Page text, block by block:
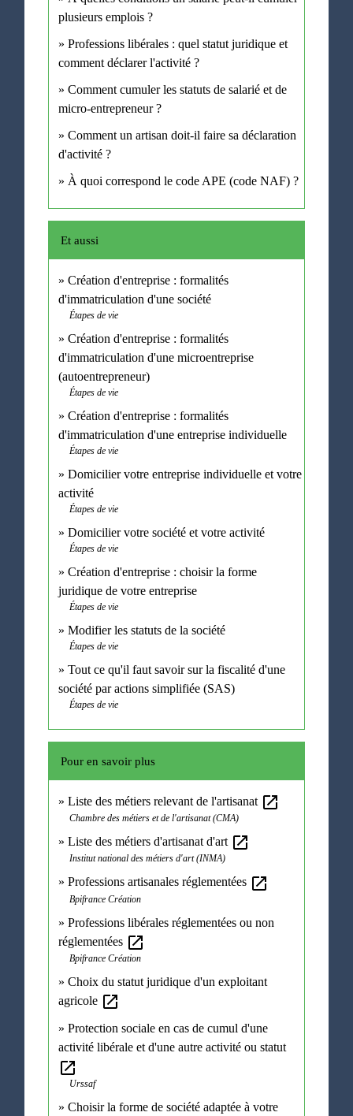
plusieurs emplois ?
Professions libérales : quel statut juridique et
comment déclarer l'activité ?
Comment cumuler les statuts de salarié et de
micro-entrepreneur ?
Comment un artisan doit-il faire sa déclaration
d'activité ?
À quoi correspond le code APE (code NAF) ?
Et aussi
Création d'entreprise : formalités
d'immatriculation d'une société
Étapes de vie
Création d'entreprise : formalités
d'immatriculation d'une microentreprise
(autoentrepreneur)
Étapes de vie
Création d'entreprise : formalités
d'immatriculation d'une entreprise individuelle
Étapes de vie
Domicilier votre entreprise individuelle et votre
activité
Étapes de vie
Domicilier votre société et votre activité
Étapes de vie
Création d'entreprise : choisir la forme
juridique de votre entreprise
Étapes de vie
Modifier les statuts de la société
Étapes de vie
Tout ce qu'il faut savoir sur la fiscalité d'une
société par actions simplifiée (SAS)
Étapes de vie
Pour en savoir plus
Liste des métiers relevant de l'artisanat open_in_new
Chambre des métiers et de l'artisanat (CMA)
Liste des métiers d'artisanat d'art open_in_new
Institut national des métiers d'art (INMA)
Professions artisanales réglementées open_in_new
Bpifrance Création
Professions libérales réglementées ou non
réglementées open_in_new
Bpifrance Création
Choix du statut juridique d'un exploitant
agricole open_in_new
Protection sociale en cas de cumul d'une
activité libérale et d'une autre activité ou statut
open_in_new
Urssaf
Choisir la forme de société adaptée à votre